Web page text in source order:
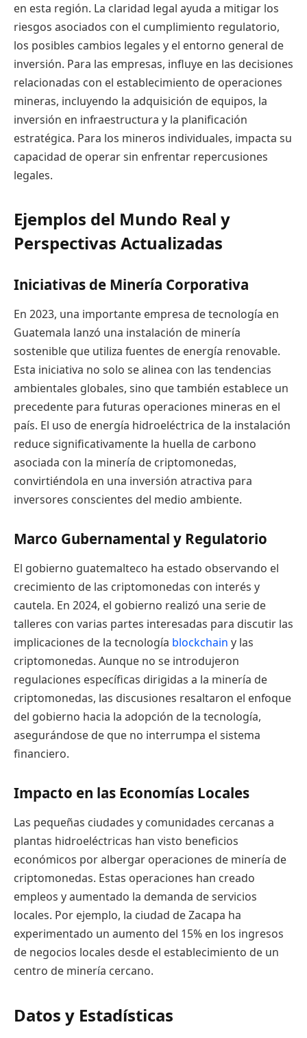
en esta región. La claridad legal ayuda a mitigar los
riesgos asociados con el cumplimiento regulatorio,
los posibles cambios legales y el entorno general de
inversión. Para las empresas, influye en las decisiones
relacionadas con el establecimiento de operaciones
mineras, incluyendo la adquisición de equipos, la
inversión en infraestructura y la planificación
estratégica. Para los mineros individuales, impacta su
capacidad de operar sin enfrentar repercusiones
legales.
Ejemplos del Mundo Real y
Perspectivas Actualizadas
Iniciativas de Minería Corporativa
En 2023, una importante empresa de tecnología en
Guatemala lanzó una instalación de minería
sostenible que utiliza fuentes de energía renovable.
Esta iniciativa no solo se alinea con las tendencias
ambientales globales, sino que también establece un
precedente para futuras operaciones mineras en el
país. El uso de energía hidroeléctrica de la instalación
reduce significativamente la huella de carbono
asociada con la minería de criptomonedas,
convirtiéndola en una inversión atractiva para
inversores conscientes del medio ambiente.
Marco Gubernamental y Regulatorio
El gobierno guatemalteco ha estado observando el
crecimiento de las criptomonedas con interés y
cautela. En 2024, el gobierno realizó una serie de
talleres con varias partes interesadas para discutir las
implicaciones de la tecnología blockchain y las
criptomonedas. Aunque no se introdujeron
regulaciones específicas dirigidas a la minería de
criptomonedas, las discusiones resaltaron el enfoque
del gobierno hacia la adopción de la tecnología,
asegurándose de que no interrumpa el sistema
financiero.
Impacto en las Economías Locales
Las pequeñas ciudades y comunidades cercanas a
plantas hidroeléctricas han visto beneficios
económicos por albergar operaciones de minería de
criptomonedas. Estas operaciones han creado
empleos y aumentado la demanda de servicios
locales. Por ejemplo, la ciudad de Zacapa ha
experimentado un aumento del 15% en los ingresos
de negocios locales desde el establecimiento de un
centro de minería cercano.
Datos y Estadísticas